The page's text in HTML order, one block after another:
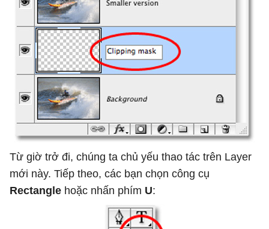
Từ giờ trở đi, chúng ta chủ yếu thao tác trên Layer
mới này. Tiếp theo, các bạn chọn công cụ
Rectangle hoặc nhấn phím U: